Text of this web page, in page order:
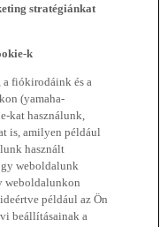
stratégiánkat
k
a fiókirodáink és a
(yamaha-
kat használunk,
is, amilyen például
használt
weboldalunk
weboldalunkon
például az Ön
beállításainak a